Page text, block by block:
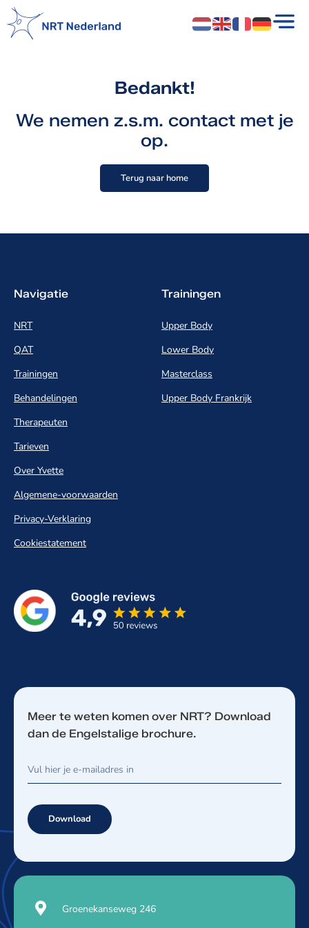
Bedankt!
We nemen z.s.m. contact met je
op.
Terug naar home
Navigatie
NRT
QAT
Trainingen
Behandelingen
Therapeuten
Tarieven
Over Yvette
Algemene-voorwaarden
Privacy-Verklaring
Cookiestatement
Trainingen
Upper Body
Lower Body
Masterclass
Upper Body Frankrijk
Meer te weten komen over NRT? Download
dan de Engelstalige brochure.
Download
Groenekanseweg 246